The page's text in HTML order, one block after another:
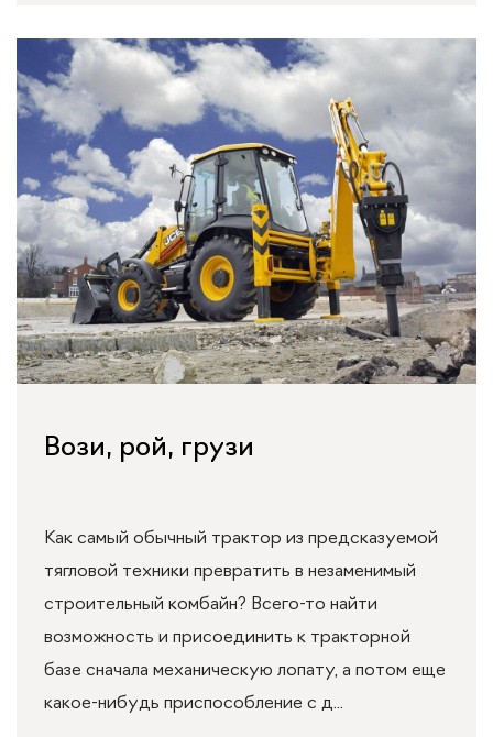
Вози, рой, грузи
Как самый обычный трактор из предсказуемой
тягловой техники превратить в незаменимый
строительный комбайн? Всего-то найти
возможность и присоединить к тракторной
базе сначала механическую лопату, а потом еще
какое-нибудь приспособление с д...